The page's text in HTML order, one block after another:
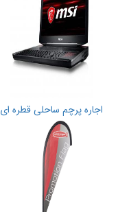
اجاره پرچم ساحلی قطره ای